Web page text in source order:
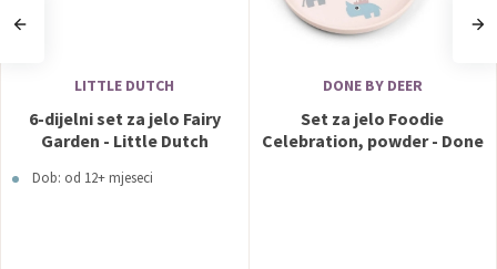
LITTLE DUTCH
6-dijelni set za jelo Fairy
Garden - Little Dutch
Dob: od 12+ mjeseci
DONE BY DEER
Set za jelo Foodie
Celebration, powder - Done